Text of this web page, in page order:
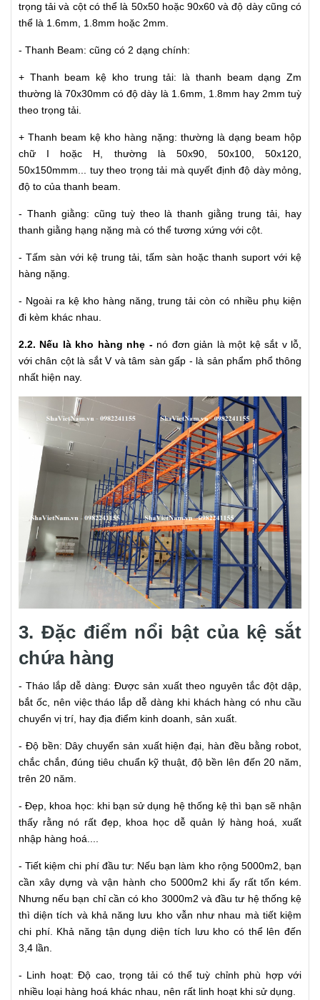
trọng tải và cột có thể là 50x50 hoặc 90x60 và độ dày cũng có
thể là 1.6mm, 1.8mm hoặc 2mm.
- Thanh Beam: cũng có 2 dạng chính:
+ Thanh beam kệ kho trung tải: là thanh beam dạng Zm
thường là 70x30mm có độ dày là 1.6mm, 1.8mm hay 2mm tuỳ
theo trọng tải.
+ Thanh beam kệ kho hàng nặng: thường là dạng beam hộp
chữ I hoặc H, thường là 50x90, 50x100, 50x120,
50x150mmm... tuy theo trọng tải mà quyết định độ dày mỏng,
độ to của thanh beam.
- Thanh giằng: cũng tuỳ theo là thanh giằng trung tải, hay
thanh giằng hạng nặng mà có thể tương xứng với cột.
- Tấm sàn với kệ trung tải, tấm sàn hoặc thanh suport với kệ
hàng nặng.
- Ngoài ra kệ kho hàng năng, trung tải còn có nhiều phụ kiện
đi kèm khác nhau.
2.2. Nếu là kho hàng nhẹ -nó đơn giản là một kệ sắt v lỗ,
với chân cột là sắt V và tâm sàn gấp - là sản phẩm phổ thông
nhất hiện nay.
3. Đặc điểm nổi bật của kệ sắt
chứa hàng
- Tháo lắp dễ dàng: Được sản xuất theo nguyên tắc đột dập,
bắt ốc, nên việc tháo lắp dễ dàng khi khách hàng có nhu cầu
chuyển vị trí, hay địa điểm kinh doanh, sản xuất.
- Độ bền: Dây chuyển sản xuất hiện đại, hàn đều bằng robot,
chắc chắn, đúng tiêu chuẩn kỹ thuật, độ bền lên đến 20 năm,
trên 20 năm.
- Đẹp, khoa học: khi bạn sử dụng hệ thống kệ thì bạn sẽ nhận
thấy rằng nó rất đẹp, khoa học dễ quản lý hàng hoá, xuất
nhập hàng hoá....
- Tiết kiệm chi phí đầu tư: Nếu bạn làm kho rộng 5000m2, bạn
cần xây dựng và vận hành cho 5000m2 khi ấy rất tốn kém.
Nhưng nếu bạn chỉ cần có kho 3000m2 và đầu tư hệ thống kệ
thì diện tích và khả năng lưu kho vẫn như nhau mà tiết kiệm
chi phí. Khả năng tận dụng diện tích lưu kho có thể lên đến
3,4 lần.
- Linh hoạt: Độ cao, trọng tải có thể tuỳ chỉnh phù hợp với
nhiều loại hàng hoá khác nhau, nên rất linh hoạt khi sử dụng.